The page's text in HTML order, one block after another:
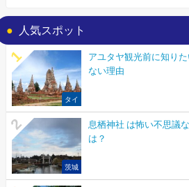
人気スポット
タイ
アユタヤ観光前に知り
ない理由
茨城
息栖神社 は怖い不思議
は？